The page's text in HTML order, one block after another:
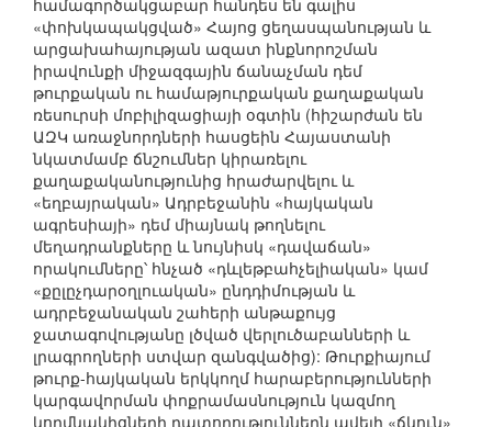
համագործակցաբար հանդես են գալիս
«փոխկապակցված» Հայոց ցեղասպանության և
արցախահայության ազատ ինքնորոշման
իրավունքի միջազգային ճանաչման դեմ
թուրքական ու համաթյուրքական քաղաքական
ռեսուրսի մոբիլիզացիայի օգտին (հիշարժան են
ԱԶԿ առաջնորդների հասցեին Հայաստանի
նկատմամբ ճնշումներ կիրառելու
քաղաքականությունից հրաժարվելու և
«եղբայրական» Ադրբեջանին «հայկական
ագրեսիայի» դեմ միայնակ թողնելու
մեղադրանքները և նույնիսկ «դավաճան»
որակումները՝ հնչած «դևլեթբահչելիական» կամ
«քըլըչդարօղլուական» ընդդիմության և
ադրբեջանական շահերի անթաքույց
ջատագովությանը լծված վերլուծաբանների և
լրագրողների ստվար զանգվածից): Թուրքիայում
թուրք-հայկական երկկողմ հարաբերությունների
կարգավորման փոքրամասնություն կազմող
կողմնակիցների դատողություններն ավելի «ճկուն»